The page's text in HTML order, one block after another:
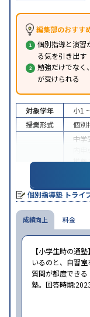
編集部のおすす
個別指導と演習
る気を引き出す
勉強だけでなく
が受けられる
対象学年 小1
授業形式
個別
中学
内申
推薦
科目
特徴
応
能
個別指導塾 トライ
成績向上
【小学生時の通
いるのと、自習
質問が都度でき
塾。回答時期
料金